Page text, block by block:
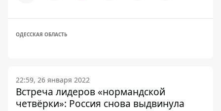
ОДЕССКАЯ ОБЛАСТЬ
22:59, 26 января 2022
Встреча лидеров «нормандской
четвёрки»: Россия снова выдвинула